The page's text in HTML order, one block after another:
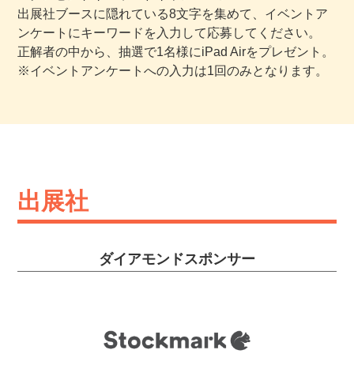
出展社ブースに隠れている8文字を集めて、イベントア
ンケートにキーワードを入力して応募してください。
正解者の中から、抽選で1名様にiPad Airをプレゼント。
※イベントアンケートへの入力は1回のみとなります。
出展社
ダイアモンドスポンサー